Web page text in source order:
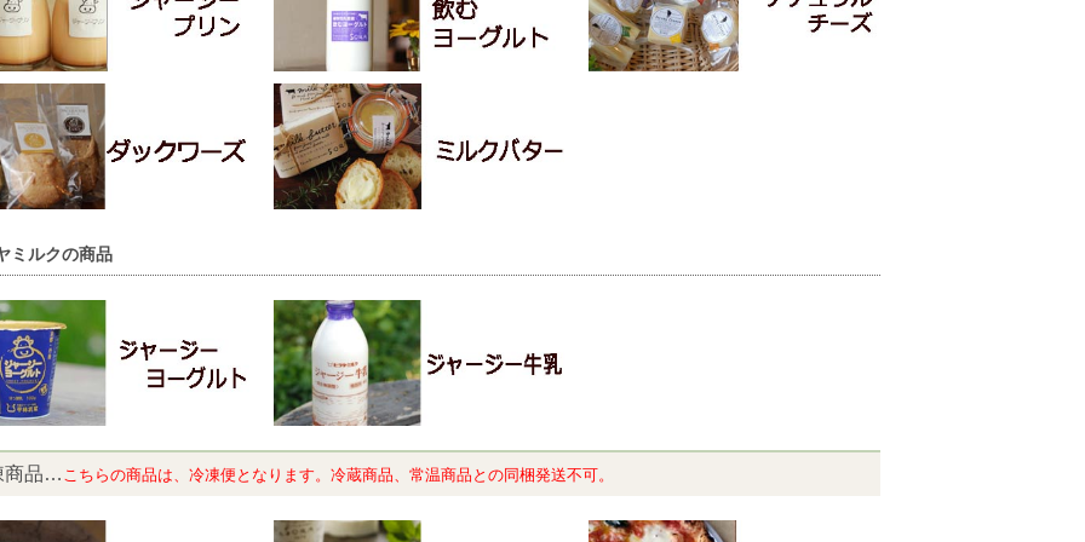
ミルクの商品
商品… こちらの商品は、冷凍便となります。冷蔵商品、常温商品との同梱発送不可。